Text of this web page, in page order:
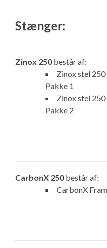
Stænger:
Zinox 250 består af:
Zinox stel
Pakke 1
Zinox stel
Pakke 2
CarbonX 250 består af:
CarbonX